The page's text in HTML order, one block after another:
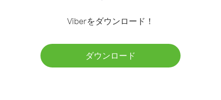
Viberをダウンロード！
ダウンロード